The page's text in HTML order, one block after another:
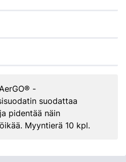
-
suodattaa
pidentää näin
Myyntierä 10 kpl.